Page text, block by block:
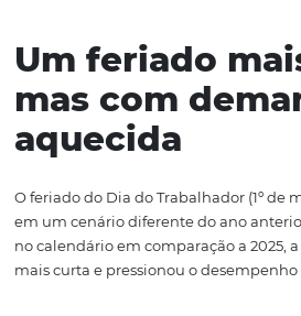
turismo
EmTurismo e Hotelaria
Um feriado
mas com
aquecida